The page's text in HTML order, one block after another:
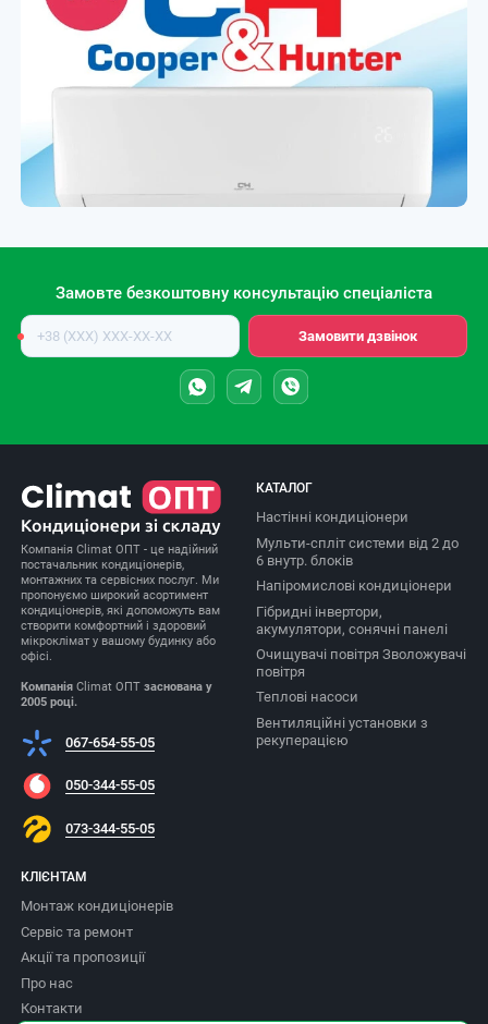
Замовте безкоштовну консультацію спеціаліста
Номер
телефону
Замовити дзвінок
Компанія Climat ОПТ - це надійний
постачальник кондиціонерів,
монтажних та сервісних послуг. Ми
пропонуємо широкий асортимент
кондиціонерів, які допоможуть вам
створити комфортний і здоровий
мікроклімат у вашому будинку або
офісі.
Компанія Climat ОПТзаснована у
2005 році.
067-654-55-05
050-344-55-05
073-344-55-05
КАТАЛОГ
Настінні кондиціонери
Мульти-спліт системи від 2 до
6 внутр. блоків
Напіромислові кондиціонери
Гібридні інвертори,
акумулятори, сонячні панелі
Очищувачі повітря Зволожувачі
повітря
Теплові насоси
Вентиляційні установки з
рекуперацією
КЛІЄНТАМ
Монтаж кондиціонерів
Сервіс та ремонт
Акції та пропозиції
Про нас
Контакти